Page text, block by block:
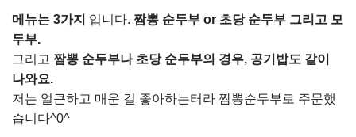
메뉴는 3가지 입니다. 짬뽕 순두부 or 초당 순두부 그리고 모
두부.
그리고 짬뽕 순두부나 초당 순두부의 경우, 공기밥도 같이
나와요.
저는 얼큰하고 매운 걸 좋아하는터라 짬뽕순두부로 주문했
습니다^0^